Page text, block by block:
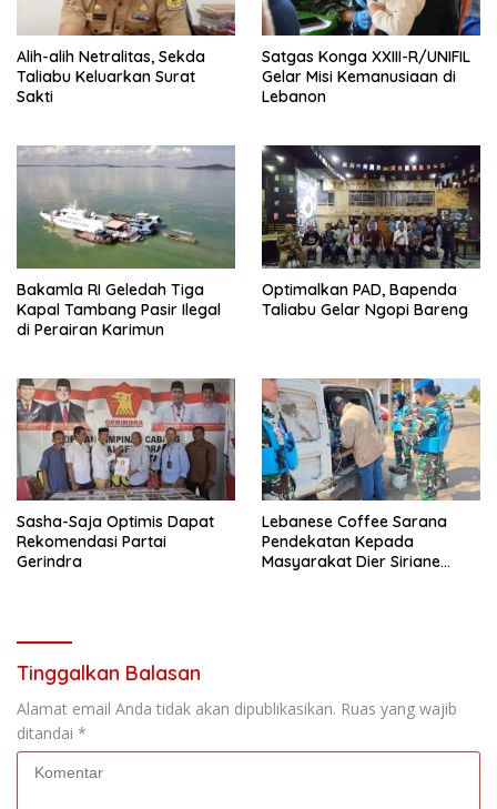
Alih-alih Netralitas, Sekda
Taliabu Keluarkan Surat
Sakti
Satgas Konga XXIII-R/UNIFIL
Gelar Misi Kemanusiaan di
Lebanon
Bakamla RI Geledah Tiga
Kapal Tambang Pasir Ilegal
di Perairan Karimun
Optimalkan PAD, Bapenda
Taliabu Gelar Ngopi Bareng
Sasha-Saja Optimis Dapat
Rekomendasi Partai
Gerindra
Lebanese Coffee Sarana
Pendekatan Kepada
Masyarakat Dier Siriane
Tinggalkan Balasan
Alamat email Anda tidak akan dipublikasikan. Ruas yang wajib
ditandai *